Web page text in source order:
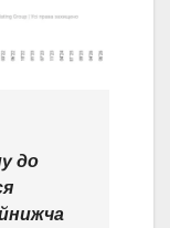
до